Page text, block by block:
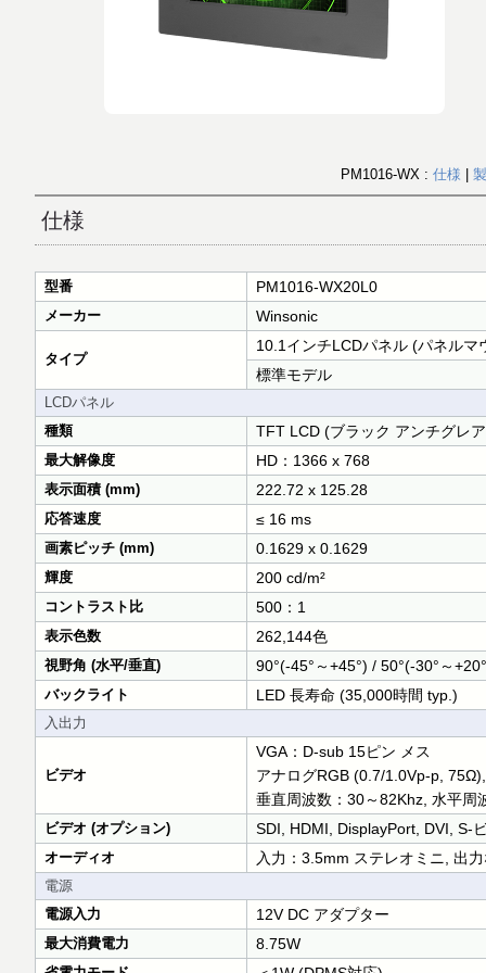
PM1016-WX : 仕様
仕様
型番 PM1016-WX20L0
メーカー Winsonic
タイプ
10.1インチLCDパネル (パネルマ
標準モデル
LCDパネル
種類
TFT LCD (ブラック アンチグレ
最大解像度 HD：1366 x 768
表示面積 (mm) 222.72 x 125.28
応答速度 ≤ 16 ms
画素ピッチ (mm) 0.1629 x 0.1629
輝度 200 cd/m²
コントラスト比 500：1
表示色数 262,144色
視野角 (水平/垂直) 90°(-45°～+45°) / 50°(-30°～
バックライト LED 長寿命 (35,000時間 typ.)
入出力
ビデオ
VGA：D-sub 15ピン メス
アナログRGB (0.7/1.0Vp-p,
垂直周波数：30～82Khz, 水平周
ビデオ (オプション) SDI, HDMI, DisplayPort, DVI, S-
オーディオ 入力：3.5mm ステレオミニ, 出
電源
電源入力
12V DC アダプター
最大消費電力 8.75W